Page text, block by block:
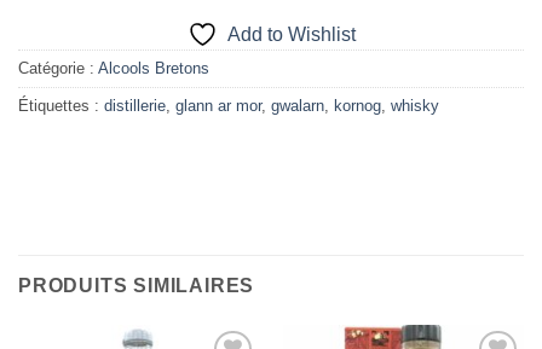
Add to Wishlist
Catégorie : Alcools Bretons
Étiquettes : distillerie glann ar mor, gwalarn kornog whisky
PRODUITS SIMILAIRES